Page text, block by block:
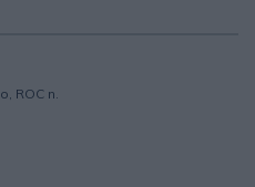
ROC n.